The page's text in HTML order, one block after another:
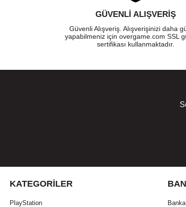
GÜVENLI ALIŞVERIŞ
Güvenli Alışveriş. Alışverişinizi daha
yapabilmeniz için overgame.com SSL
sertifikası kullanmaktadır.
KATEGORILER
PlayStation